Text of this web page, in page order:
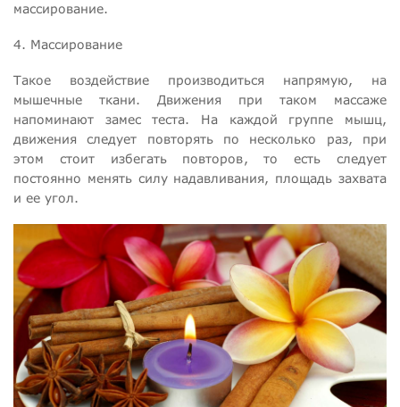
массирование.
4. Массирование
Такое воздействие производиться напрямую, на
мышечные ткани. Движения при таком массаже
напоминают замес теста. На каждой группе мышц,
движения следует повторять по несколько раз, при
этом стоит избегать повторов, то есть следует
постоянно менять силу надавливания, площадь захвата
и ее угол.